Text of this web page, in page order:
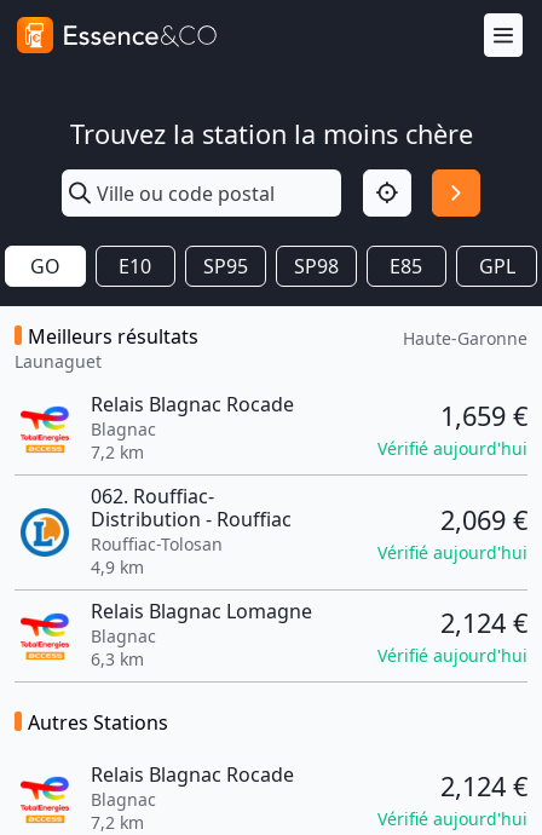
Trouvez la station la moins chère
GO E10 SP95 SP98 E85 GPL
Meilleurs résultats
Launaguet
Haute-Garonne
Relais Blagnac Rocade
Blagnac
7,2 km
1,659 €
Vérifié aujourd'hui
062. Rouffiac-
Distribution - Rouffiac
Rouffiac-Tolosan
4,9 km
2,069 €
Vérifié aujourd'hui
Relais Blagnac Lomagne
Blagnac
6,3 km
2,124 €
Vérifié aujourd'hui
Autres Stations
Relais Blagnac Rocade
Blagnac
7,2 km
2,124 €
Vérifié aujourd'hui